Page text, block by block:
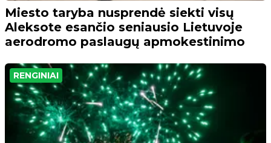
Miesto taryba nusprendė siekti visų
Aleksote esančio seniausio Lietuvoje
aerodromo paslaugų apmokestinimo
RENGINIAI